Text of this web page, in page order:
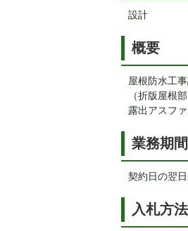
設計
概要
屋根防水工
（折版屋根
露出アスフ
業務期間
契約日の翌
入札方法